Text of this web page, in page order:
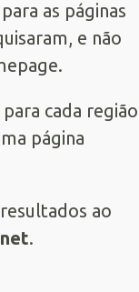
as páginas
e não
cada região
página
ao
.